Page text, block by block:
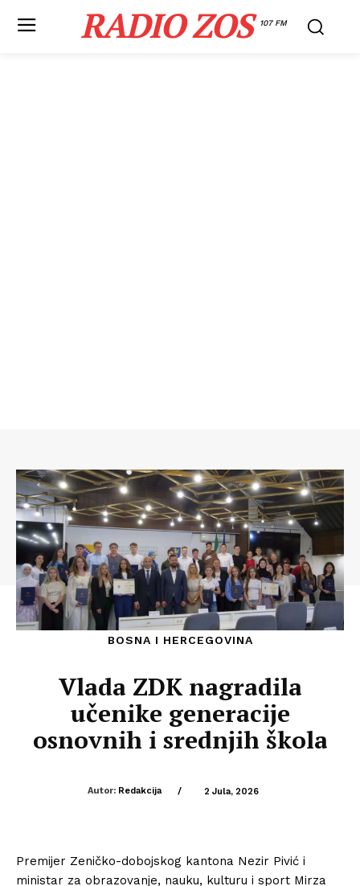
RADIO ZOS 107 FM
BOSNA I HERCEGOVINA
Vlada ZDK nagradila
učenike generacije
osnovnih i srednjih škola
Autor: Redakcija / 2 Jula, 2026
Premijer Zeničko-dobojskog kantona Nezir Pivić i
ministar za obrazovanje, nauku, kulturu i sport Mirza